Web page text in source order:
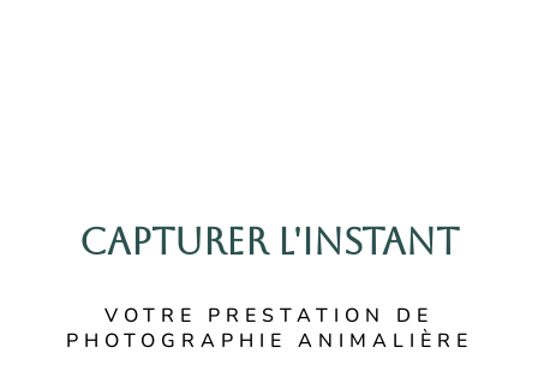
CAPTURER L'INSTANT
VOTRE PRESTATION DE
PHOTOGRAPHIE ANIMALIÈRE